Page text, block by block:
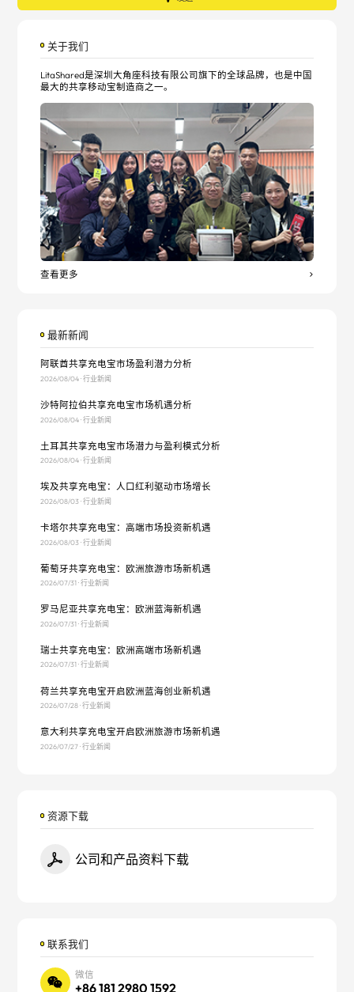
关于我们
LitaShared是深圳大角座科技有限公司旗下的全球品牌，也是中国
最大的共享移动宝制造商之一。
查看更多
最新新闻
阿联酋共享充电宝市场盈利潜力分析
2026/08/04 · 行业新闻
沙特阿拉伯共享充电宝市场机遇分析
2026/08/04 · 行业新闻
土耳其共享充电宝市场潜力与盈利模式分析
2026/08/04 · 行业新闻
埃及共享充电宝：人口红利驱动市场增长
2026/08/03 · 行业新闻
卡塔尔共享充电宝：高端市场投资新机遇
2026/08/03 · 行业新闻
葡萄牙共享充电宝：欧洲旅游市场新机遇
2026/07/31 · 行业新闻
罗马尼亚共享充电宝：欧洲蓝海新机遇
2026/07/31 · 行业新闻
瑞士共享充电宝：欧洲高端市场新机遇
2026/07/31 · 行业新闻
荷兰共享充电宝开启欧洲蓝海创业新机遇
2026/07/28 · 行业新闻
意大利共享充电宝开启欧洲旅游市场新机遇
2026/07/27 · 行业新闻
资源下载
公司和产品资料下载
联系我们
微信
+86 181 2980 1592